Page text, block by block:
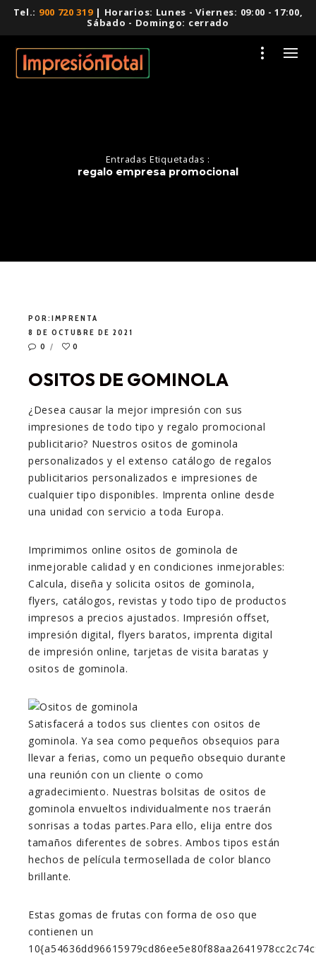
Tel.: 900 720 319| Horarios: Lunes - Viernes: 09:00 - 17:00,
Sábado - Domingo: cerrado
Entradas Etiquetadas :
regalo empresa promocional
POR:IMPRENTA
8 DE OCTUBRE DE 2021
0
0
OSITOS DE GOMINOLA
¿Desea causar la mejor impresión con sus
impresiones de todo tipo y regalo promocional
publicitario? Nuestros ositos de gominola
personalizados y el extenso catálogo de regalos
publicitarios personalizados e impresiones de
cualquier tipo disponibles. Imprenta online desde
una unidad con servicio a toda Europa.
Imprimimos online ositos de gominola de
inmejorable calidad y en condiciones inmejorables:
Calcula, diseña y solicita ositos de gominola,
flyers, catálogos, revistas y todo tipo de productos
impresos a precios ajustados. Impresión offset,
impresión digital, flyers baratos, imprenta digital
de impresión online, tarjetas de visita baratas y
ositos de gominola.
Satisfacerá a todos sus clientes con ositos de
gominola. Ya sea como pequeños obsequios para
llevar a ferias, como un pequeño obsequio durante
una reunión con un cliente o como
agradecimiento. Nuestras bolsitas de ositos de
gominola envueltos individualmente nos traerán
sonrisas a todas partes.Para ello, elija entre dos
tamaños diferentes de sobres. Ambos tipos están
hechos de película termosellada de color blanco
brillante.
Estas gomas de frutas con forma de oso que
contienen un